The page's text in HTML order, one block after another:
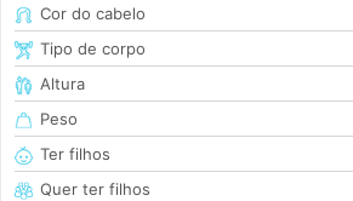
Cor do cabelo
Tipo de corpo
Altura
Peso
Ter filhos
Quer ter filhos